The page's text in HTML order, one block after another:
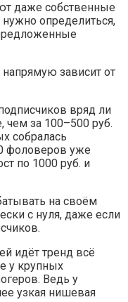
даже собственные
определиться,
зависит от
вряд ли
чем за 100–500 руб.
собралась
фоловеров уже
по 1000 руб. и
на своём
с нуля, даже если
идёт тренд всё
у крупных
Ведь у
узкая нишевая